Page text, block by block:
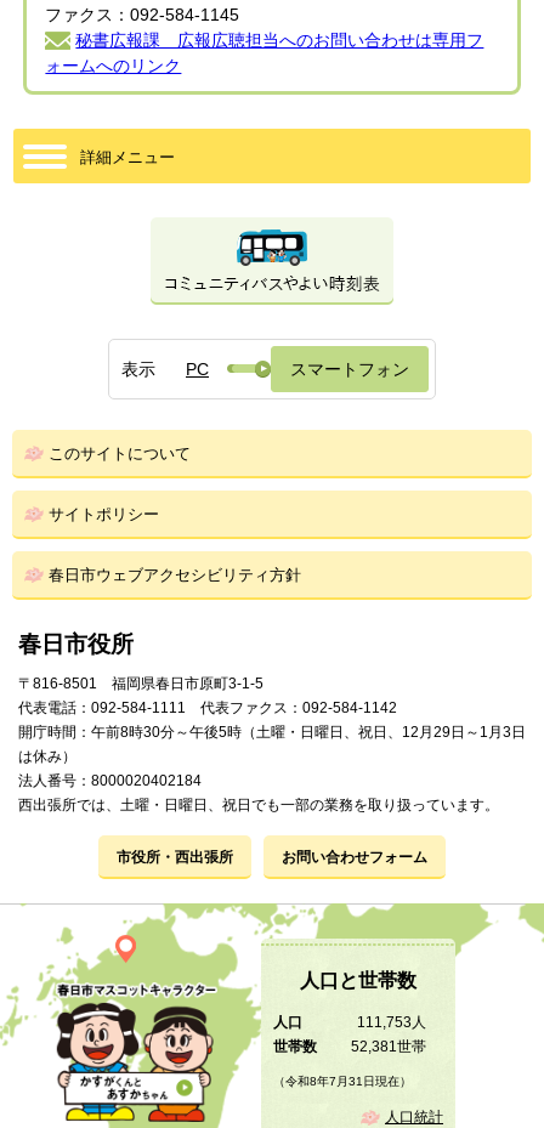
ファクス：092-584-1145
秘書広報課 広報広聴担当へのお問い合わせは専用フ
ォームへのリンク
詳細メニュー
表示 PC スマートフォン
このサイトについて
サイトポリシー
春日市ウェブアクセシビリティ方針
春日市役所
〒816-8501 福岡県春日市原町3-1-5
代表電話：092-584-1111 代表ファクス：092-584-1142
開庁時間：午前8時30分～午後5時（土曜・日曜日、祝日、12月29日～1月3日
は休み）
法人番号：8000020402184
西出張所では、土曜・日曜日、祝日でも一部の業務を取り扱っています。
市役所・西出張所 お問い合わせフォーム
人口と世帯数
人口
111,753人
世帯数
52,381世帯
（令和8年7月31日現在）
人口統計